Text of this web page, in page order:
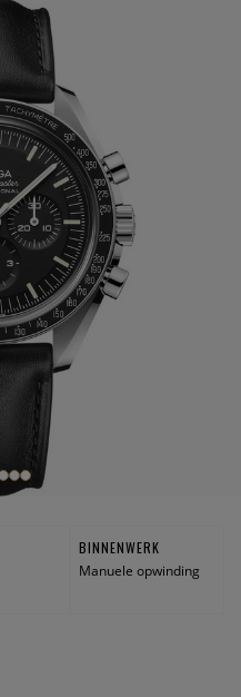
BINNENWERK
Manuele opwinding